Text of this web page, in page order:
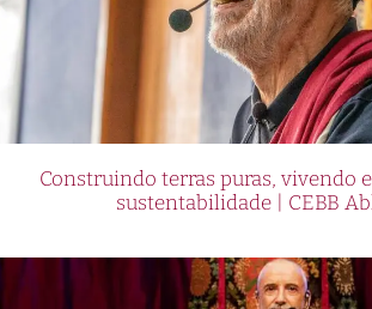
Construindo terras puras, vivendo
sustentabilidade | CEBB